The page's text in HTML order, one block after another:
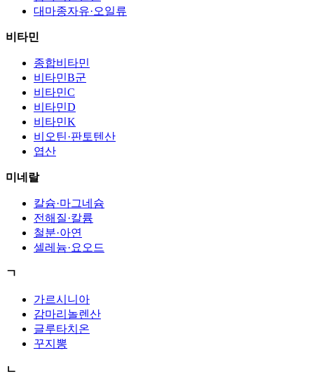
대마종자유·오일류
비타민
종합비타민
비타민B군
비타민C
비타민D
비타민K
비오틴·판토텐산
엽산
미네랄
칼슘·마그네슘
전해질·칼륨
철분·아연
셀레늄·요오드
ㄱ
가르시니아
감마리놀렌산
글루타치온
꾸지뽕
ㄴ